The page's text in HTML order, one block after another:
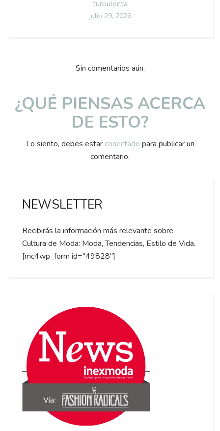
turbulenta
Posted
julio 29, 2026
Sin comentarios aún.
¿QUÉ PIENSAS ACERCA
DE ESTO?
Lo siento, debes estar conectado para publicar un
comentario.
NEWSLETTER
Recibirás la información más relevante sobre
Cultura de Moda: Moda, Tendencias, Estilo de Vida.
[mc4wp_form id="49828"]